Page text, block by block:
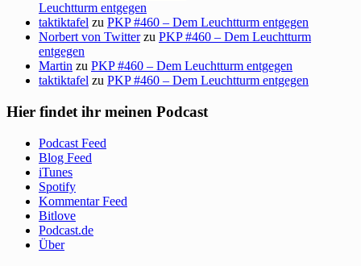
Leuchtturm entgegen
taktiktafel zu PKP #460 – Dem Leuchtturm entgegen
Norbert von Twitterzu PKP #460 – Dem Leuchtturm
entgegen
Martin zu PKP #460 – Dem Leuchtturm entgegen
taktiktafel zu PKP #460 – Dem Leuchtturm entgegen
Hier findet ihr meinen Podcast
Podcast Feed
Blog Feed
iTunes
Spotify
Kommentar Feed
Bitlove
Podcast.de
Über